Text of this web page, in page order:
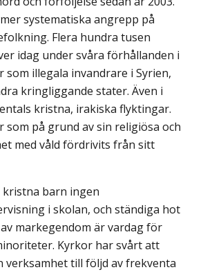
systematiska angrepp på
Flera hundra tusen
idag under svåra förhållanden i
illegala invandrare i Syrien,
kringliggande stater. Även i
kristna, irakiska flyktingar.
som på grund av sin religiösa och
med våld fördrivits från sitt
barn ingen
i skolan, och ständiga hot
markegendom är vardag för
Kyrkor har svårt att
verksamhet till följd av frekventa